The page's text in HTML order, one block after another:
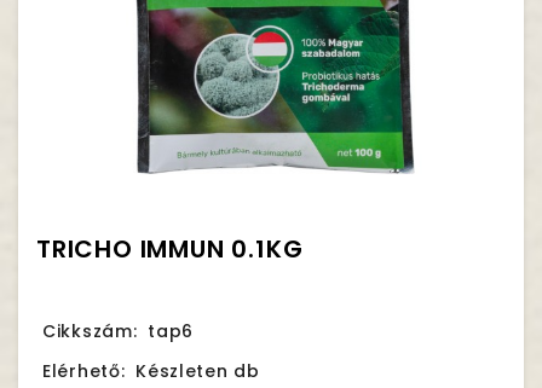
TRICHO IMMUN 0.1KG
Cikkszám: tap6
Elérhető: Készleten db